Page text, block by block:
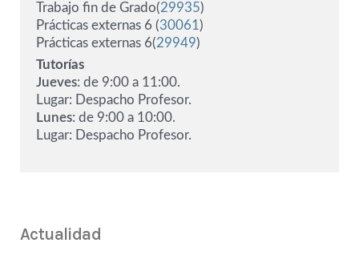
Trabajo fin de Grado(29935)
Prácticas externas 6 (30061)
Prácticas externas 6(29949)
Tutorías
Jueves: de 9:00 a 11:00.
Lugar: Despacho Profesor.
Lunes: de 9:00 a 10:00.
Lugar: Despacho Profesor.
Actualidad